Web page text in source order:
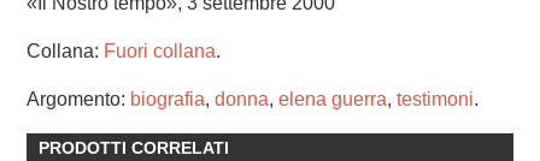
Collana: Fuori collana.
Argomento: biografia, donna, elena guerra, testimoni.
PRODOTTI CORRELATI